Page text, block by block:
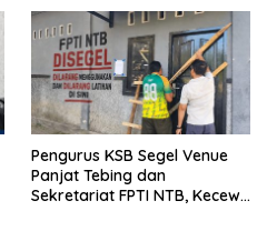
Pengurus KSB Segel Venue
Panjat Tebing dan
Sekretariat FPTI NTB, Kecewa